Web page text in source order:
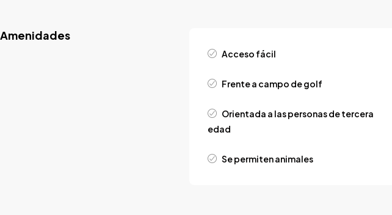
Amenidades
Acceso fácil
Frente a campo de golf
Orientada a las personas de tercera
edad
Se permiten animales